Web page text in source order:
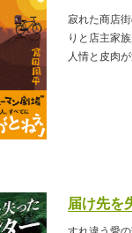
寂れた商店
りと店主家
人情と皮肉
届け先を